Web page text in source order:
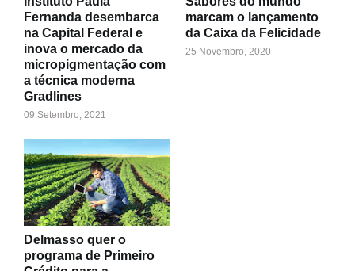
Fernanda desembarca
na Capital Federal e
inova o mercado da
micropigmentação com
a técnica moderna
Gradlines
09 Setembro, 2021
marcam o lançamento
da Caixa da Felicidade
25 Novembro, 2020
Delmasso quer o
programa de Primeiro